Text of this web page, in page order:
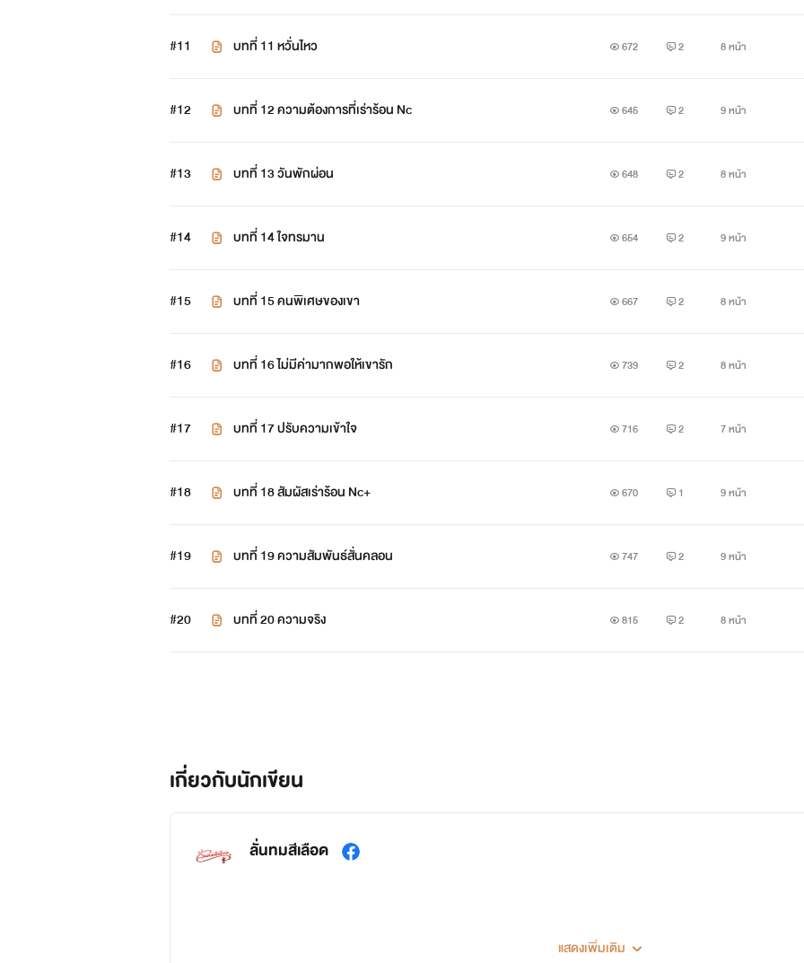
#11 บทที่ 11 หวั่นไหว 672 2 8 หน้า
#12 บทที่ 12 ความต้องการที่เร่าร้อน Nc 645 2 9 หน้า
#13 บทที่ 13 วันพักผ่อน 648 2 8 หน้า
#14 บทที่ 14 ใจทรมาน 654 2 9 หน้า
#15 บทที่ 15 คนพิเศษของเขา 667 2 8 หน้า
#16 บทที่ 16 ไม่มีค่ามากพอให้เขารัก 739 2 8 หน้า
#17 บทที่ 17 ปรับความเข้าใจ 716 2 7 หน้า
#18 บทที่ 18 สัมผัสเร่าร้อน Nc+ 670 1 9 หน้า
#19 บทที่ 19 ความสัมพันธ์สั่นคลอน 747 2 9 หน้า
#20 บทที่ 20 ความจริง 815 2 8 หน้า
เกี่ยวกับนักเขียน
ลั่นทมสีเลือด
แสดงเพิ่มเติม